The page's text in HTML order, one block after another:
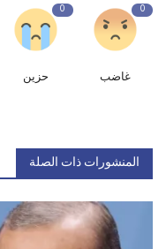
0
غاضب
0
حزين
المنشورات ذات الصلة